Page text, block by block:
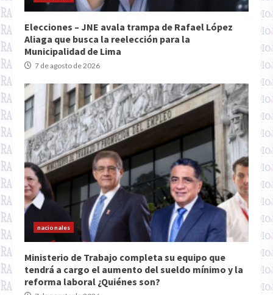
Elecciones – JNE avala trampa de Rafael López
Aliaga que busca la reelección para la
Municipalidad de Lima
7 de agosto de 2026
nacionales
Ministerio de Trabajo completa su equipo que
tendrá a cargo el aumento del sueldo mínimo y la
reforma laboral ¿Quiénes son?